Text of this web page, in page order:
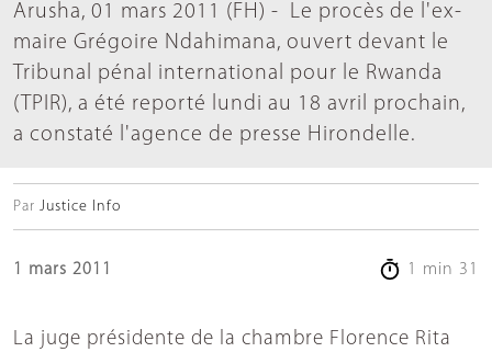
Arusha, 01 mars 2011 (FH) - Le procès de l'ex-
maire Grégoire Ndahimana, ouvert devant le
Tribunal pénal international pour le Rwanda
(TPIR), a été reporté lundi au 18 avril prochain,
a constaté l'agence de presse Hirondelle.
Par Justice Info
1 mars 2011 1 min 31
La juge présidente de la chambre Florence Rita